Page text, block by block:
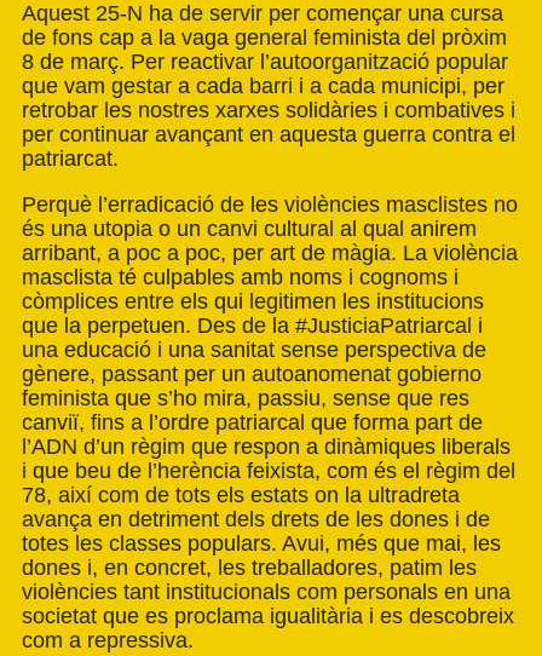
Aquest 25-N ha de servir per començar una cursa
de fons cap a la vaga general feminista del pròxim
8 de març. Per reactivar l’autoorganització popular
que vam gestar a cada barri i a cada municipi, per
retrobar les nostres xarxes solidàries i combatives i
per continuar avançant en aquesta guerra contra el
patriarcat.
Perquè l’erradicació de les violències masclistes no
és una utopia o un canvi cultural al qual anirem
arribant, a poc a poc, per art de màgia. La violència
masclista té culpables amb noms i cognoms i
còmplices entre els qui legitimen les institucions
que la perpetuen. Des de la #JusticiaPatriarcal i
una educació i una sanitat sense perspectiva de
gènere, passant per un autoanomenat gobierno
feminista que s’ho mira, passiu, sense que res
canviï, fins a l’ordre patriarcal que forma part de
l’ADN d’un règim que respon a dinàmiques liberals
i que beu de l’herència feixista, com és el règim del
78, així com de tots els estats on la ultradreta
avança en detriment dels drets de les dones i de
totes les classes populars. Avui, més que mai, les
dones i, en concret, les treballadores, patim les
violències tant institucionals com personals en una
societat que es proclama igualitària i es descobreix
com a repressiva.